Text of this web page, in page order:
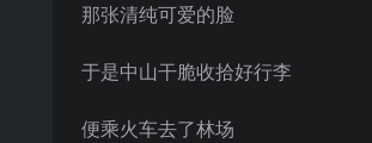
那张清纯可爱的脸
于是中山干脆收拾好行李
便乘火车去了林场